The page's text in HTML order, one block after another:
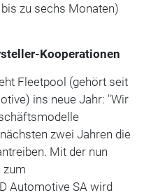
zu sechs Monaten)
Kooperationen
Fleetpool (gehört seit
ins neue Jahr: "Wir
zwei Jahren die
Mit der nun
zum
Automotive SA wird